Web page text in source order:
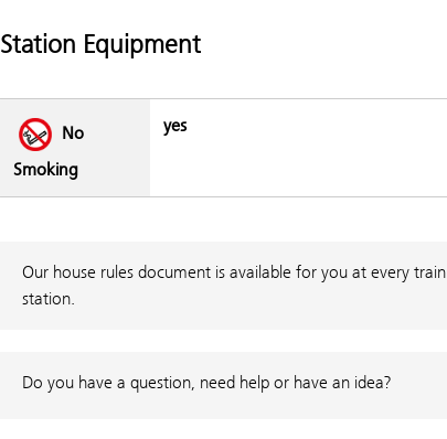
Station Equipment
No
Smoking
yes
Our house rules document is available for you at every train
station.
Do you have a question, need help or have an idea?